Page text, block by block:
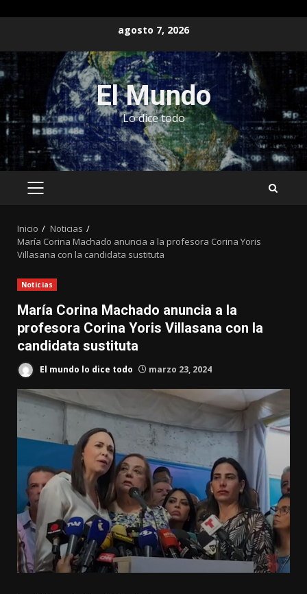
contenido
agosto 7, 2026
El Mundo
Lo dice todo
MENÚ
Inicio
Noticias
María Corina Machado anuncia a la profesora Corina Yoris
Villasana con la candidata sustituta
Noticias
María Corina Machado anuncia a la
profesora Corina Yoris Villasana con la
candidata sustituta
El mundo lo dice todo marzo 23, 2024